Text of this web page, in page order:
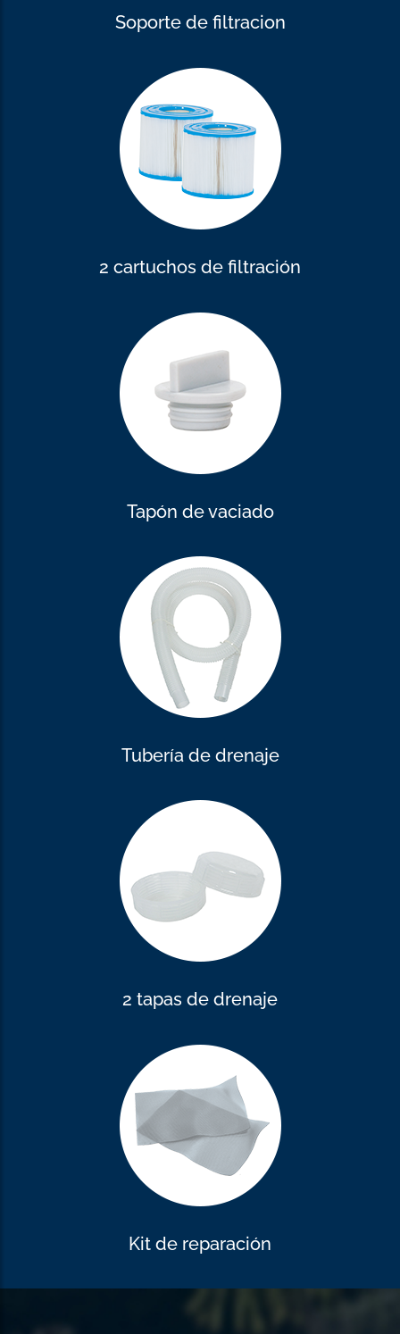
Soporte de filtracion
2 cartuchos de filtración
Tapón de vaciado
Tubería de drenaje
2 tapas de drenaje
Kit de reparación